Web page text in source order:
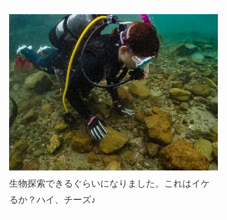
生物探索できるぐらいになりました。これはイケ
るか？ハイ、チーズ♪